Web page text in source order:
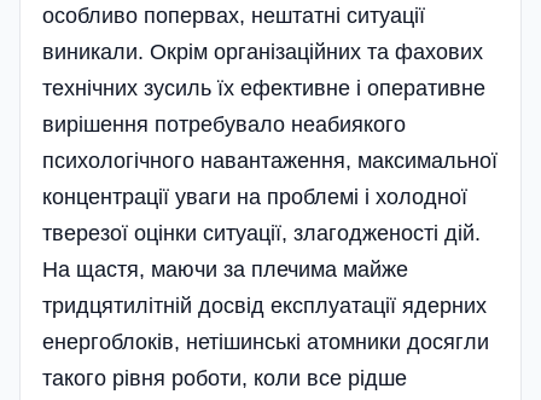
особливо попервах, нештатні ситуації
виникали. Окрім організаційних та фахових
технічних зусиль їх ефективне і оперативне
вирішення потребувало неабиякого
психологічного навантаження, максимальної
концентрації уваги на проблемі і холодної
тверезої оцінки ситуації, злагодженості дій.
На щастя, маючи за плечима майже
тридцятилітній досвід експлуатації ядерних
енергоблоків, нетішинські атомники досягли
такого рівня роботи, коли все рідше